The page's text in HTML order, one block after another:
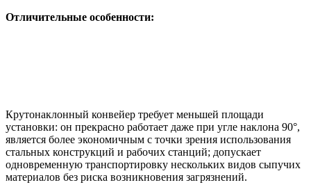
Отличительные особенности:
Крутонаклонный конвейер требует меньшей площади
установки: он прекрасно работает даже при угле наклона 90°,
является более экономичным с точки зрения использования
стальных конструкций и рабочих станций; допускает
одновременную транспортировку нескольких видов сыпучих
материалов без риска возникновения загрязнений.